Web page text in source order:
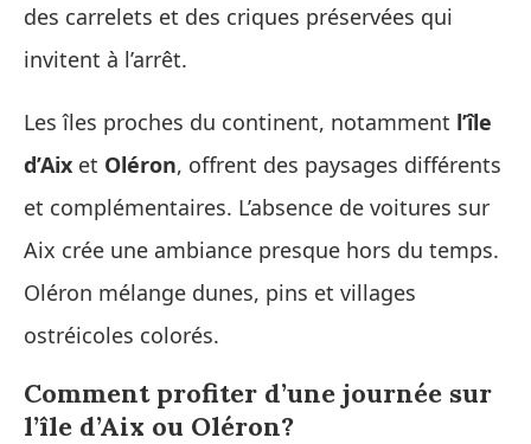
des carrelets et des criques préservées qui
invitent à l’arrêt.
Les îles proches du continent, notamment l’île
d’Aix et Oléron, offrent des paysages différents
et complémentaires. L’absence de voitures sur
Aix crée une ambiance presque hors du temps.
Oléron mélange dunes, pins et villages
ostréicoles colorés.
Comment profiter d’une journée sur
l’île d’Aix ou Oléron?